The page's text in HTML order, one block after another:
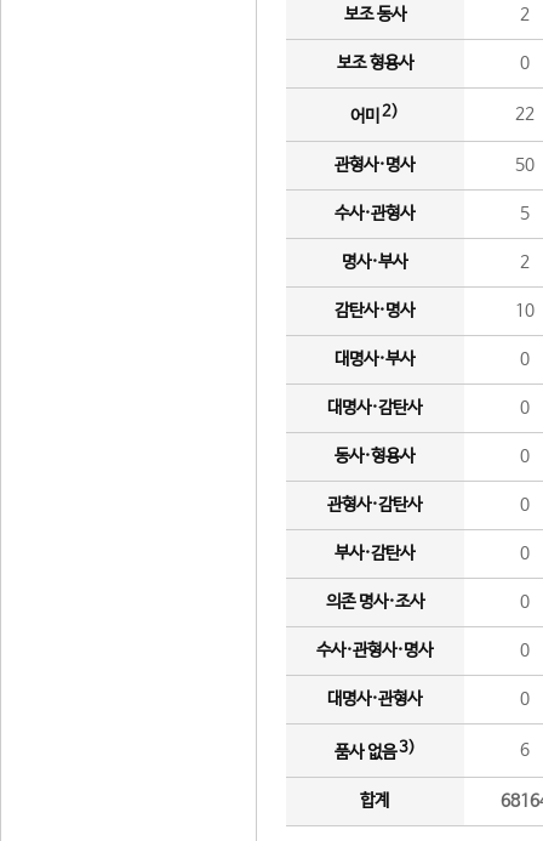
보조 동사 2
보조 형용사 0
어미 2) 22
관형사·명사 50
수사·관형사 5
명사·부사 2
감탄사·명사 10
대명사·부사 0
대명사·감탄사 0
동사·형용사 0
관형사·감탄사 0
부사·감탄사 0
의존 명사·조사 0
수사·관형사·명사 0
대명사·관형사 0
품사 없음3) 6
합계